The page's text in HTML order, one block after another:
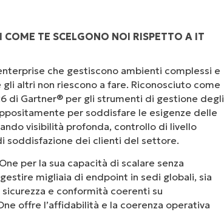
COME TE SCELGONO NOI RISPETTO A IT
che gestiscono ambienti complessi e
altri non riescono a fare. Riconosciuto come
di Gartner® per gli strumenti di gestione degli
per soddisfare le esigenze delle
visibilità profonda, controllo di livello
soddisfazione dei clienti del settore.
per la sua capacità di scalare senza
migliaia di endpoint in sedi globali, sia
e conformità coerenti su
offre l’affidabilità e la coerenza operativa
di 10-15 strumenti diversi per eseguire ciò che
interfaccia centralizzata. NinjaOne semplifica davvero